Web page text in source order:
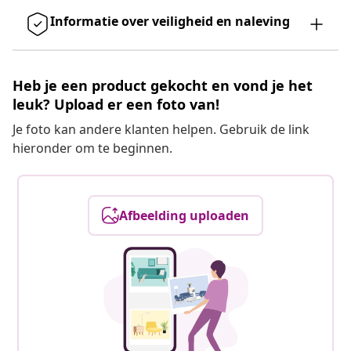
Informatie over veiligheid en naleving
Heb je een product gekocht en vond je het
leuk? Upload er een foto van!
Je foto kan andere klanten helpen. Gebruik de link
hieronder om te beginnen.
Afbeelding uploaden